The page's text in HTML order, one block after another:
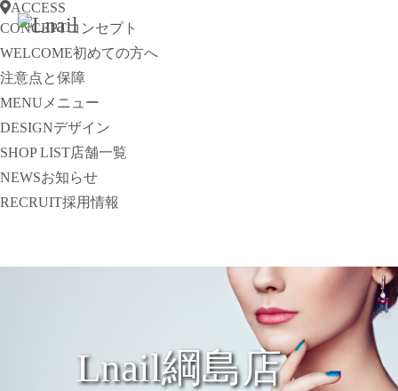
ACCESS
CONCEPTコンセプト
WELCOME初めての方へ
注意点と保障
MENU メニュー
DESIGNデザイン
SHOP LIST店舗一覧
NEWSお知らせ
RECRUIT採用情報
Lnail綱島店